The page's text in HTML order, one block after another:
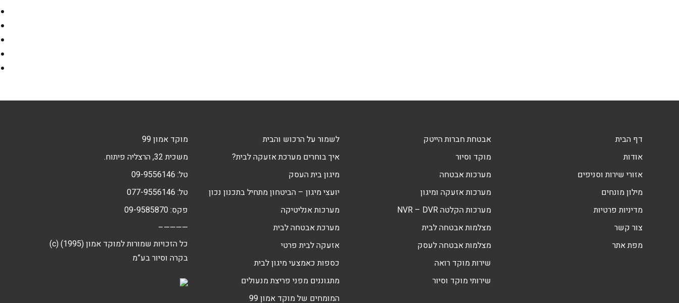
דף הבית
אודות
אזורי שירות וסניפים
מילון מונחים
מדיניות פרטיות
צור קשר
מפת אתר
אבטחת חברות הייטק
מוקד וסיור
מערכות אבטחה
מערכות אזעקה ומיגון
מערכות הקלטה NVR – DVR
מצלמות אבטחה לבית
מצלמות אבטחה לעסק
שירות מוקד רואה
שירותי מוקד וסיור
לשמור על הרכוש והבית
איך בוחרים מערכת אזעקה לבית?
מיגון בית העסק
יועצי מיגון – הביטחון מתחיל בתכנון נכון
מערכות אנליטיקה
מערכת אבטחה לבית
אזעקה לבית פרטי
כספות כאמצעי מיגון לבית
מתגוננים מפני פריצת מנעולים
המומחים של מוקד אמון 99
מוקד אמון 99
משכית 32, הרצליה פיתוח.
טל: 09-9556146
טל: 077-9556146
פקס: 09-9585870
————–
(c) כל הזכויות שמורות למוקד אמון (1995)
בקרה וסיור בע”מ